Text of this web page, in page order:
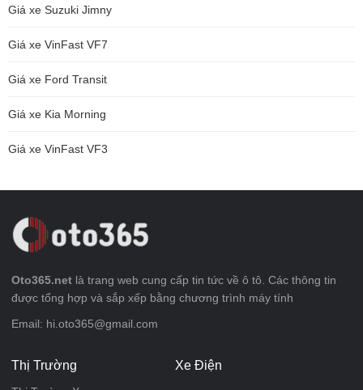
Giá xe Suzuki Jimny
Giá xe VinFast VF7
Giá xe Ford Transit
Giá xe Kia Morning
Giá xe VinFast VF3
Oto365.net là trang web cung cấp tin tức về ô tô. Các thông tin
được tổng hợp và sắp xếp bằng chương trình máy tính
Email: hi.oto365@gmail.com
Thị Trường Xe Điện